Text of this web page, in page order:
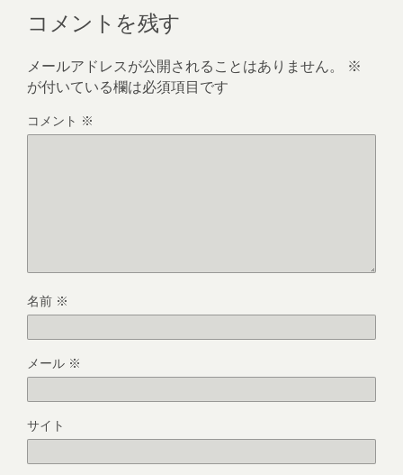
コメントを残す
メールアドレスが公開されることはありません。
※
が付いている欄は必須項目です
コメント ※
名前 ※
メール ※
サイト